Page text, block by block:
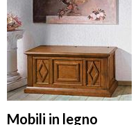
Mobili in legno